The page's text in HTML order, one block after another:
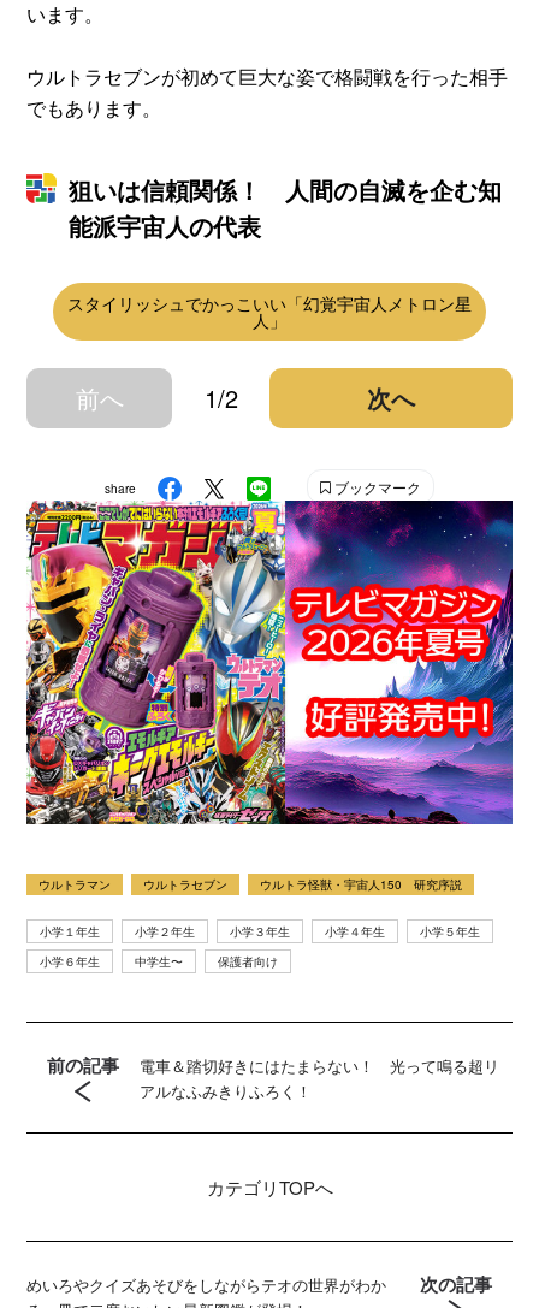
います。
ウルトラセブンが初めて巨大な姿で格闘戦を行った相手
でもあります。
狙いは信頼関係！ 人間の自滅を企む知
能派宇宙人の代表
スタイリッシュでかっこいい「幻覚宇宙人メトロン星
人」
前へ 1/2 次へ
share ブックマーク
ウルトラマン ウルトラセブン ウルトラ怪獣・宇宙人150 研究序説
小学１年生 小学２年生 小学３年生 小学４年生
小学５年生
小学６年生
中学生〜 保護者向け
前の記事
電車＆踏切好きにはたまらない！ 光って鳴る超リ
アルなふみきりふろく！
カテゴリTOPへ
めいろやクイズあそびをしながらテオの世界がわか
次の記事